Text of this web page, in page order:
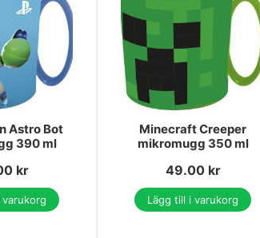
Astro Bot
390 ml
kr
Minecraft Creeper
mikromugg 350 ml
49.00 kr
Lägg till i varukorg